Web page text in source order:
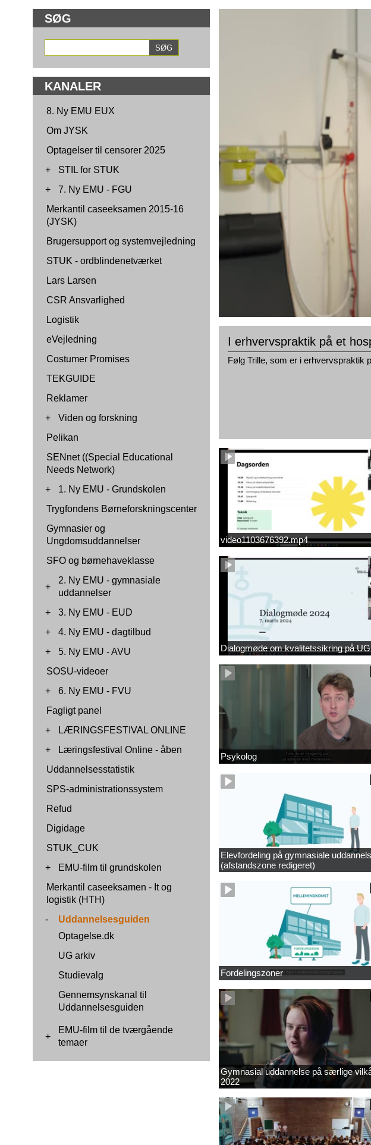
SØG
KANALER
8. Ny EMU EUX
Om JYSK
Optagelser til censorer 2025
+
STIL for STUK
+
7. Ny EMU - FGU
Merkantil caseeksamen 2015-16
(JYSK)
Brugersupport og systemvejledning
STUK - ordblindenetværket
Lars Larsen
CSR Ansvarlighed
Logistik
eVejledning
Costumer Promises
TEKGUIDE
Reklamer
+
Viden og forskning
Pelikan
SENnet ((Special Educational
Needs Network)
+
1. Ny EMU - Grundskolen
Trygfondens Børneforskningscenter
Gymnasier og
Ungdomsuddannelser
SFO og børnehaveklasse
+
2. Ny EMU - gymnasiale
uddannelser
+
3. Ny EMU - EUD
+
4. Ny EMU - dagtilbud
+
5. Ny EMU - AVU
SOSU-videoer
+
6. Ny EMU - FVU
Fagligt panel
+
LÆRINGSFESTIVAL ONLINE
+
Læringsfestival Online - åben
Uddannelsesstatistik
SPS-administrationssystem
Refud
Digidage
STUK_CUK
+
EMU-film til grundskolen
Merkantil caseeksamen - It og
logistik (HTH)
-
Uddannelsesguiden
Optagelse.dk
UG arkiv
Studievalg
Gennemsynskanal til
Uddannelsesguiden
+
EMU-film til de tværgående
temaer
I erhvervspraktik på et
Følg Trille, som er i erhvervspraktik
video1103676392.mp4
Dialogmøde om kvalitetssikring på UG
Psykolog
Elevfordeling på gymnasiale
(afstandszone redigeret)
Fordelingszoner
Gymnasial uddannelse på særlige
2022